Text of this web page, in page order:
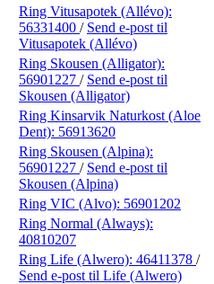
Ring Vitusapotek (Allévo):
56331400 / Send e-post til
Vitusapotek (Allévo)
Ring Skousen (Alligator):
56901227 / Send e-post til
Skousen (Alligator)
Ring Kinsarvik Naturkost (Aloe
Dent): 56913620
Ring Skousen (Alpina):
56901227 / Send e-post til
Skousen (Alpina)
Ring VIC (Alvo): 56901202
Ring Normal (Always):
40810207
Ring Life (Alwero): 46411378 /
Send e-post til Life (Alwero)